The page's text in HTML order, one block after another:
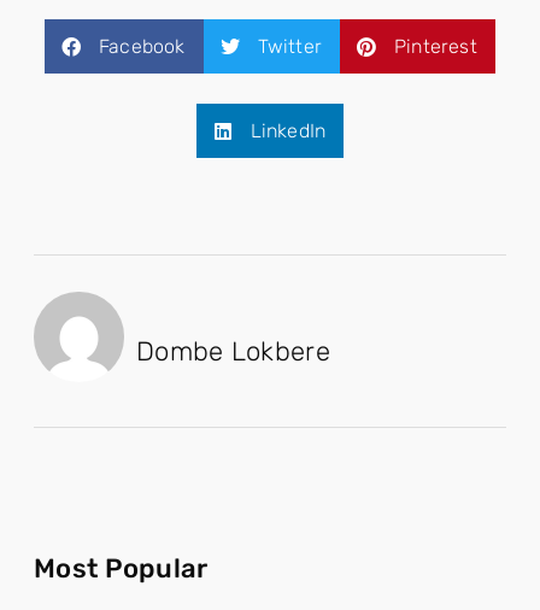
Facebook Twitter Pinterest
LinkedIn
Dombe Lokbere
Most Popular